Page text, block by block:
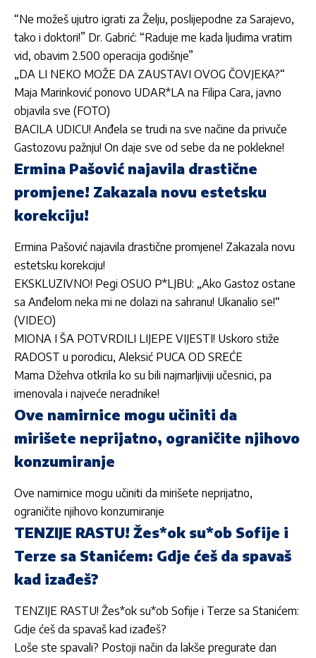
“Ne možeš ujutro igrati za Želju, poslijepodne za Sarajevo,
tako i doktori!” Dr. Gabrić: “Raduje me kada ljudima vratim
vid, obavim 2.500 operacija godišnje”
„DA LI NEKO MOŽE DA ZAUSTAVI OVOG ČOVJEKA?“
Maja Marinković ponovo UDAR*LA na Filipa Cara, javno
objavila sve (FOTO)
BACILA UDICU! Anđela se trudi na sve načine da privuče
Gastozovu pažnju! On daje sve od sebe da ne poklekne!
Ermina Pašović najavila drastične
promjene! Zakazala novu estetsku
korekciju!
Ermina Pašović najavila drastične promjene! Zakazala novu
estetsku korekciju!
EKSKLUZIVNO! Pegi OSUO P*LJBU: „Ako Gastoz ostane
sa Anđelom neka mi ne dolazi na sahranu! Ukanalio se!“
(VIDEO)
MIONA I ŠA POTVRDILI LIJEPE VIJESTI! Uskoro stiže
RADOST u porodicu, Aleksić PUCA OD SREĆE
Mama Džehva otkrila ko su bili najmarljiviji učesnici, pa
imenovala i najveće neradnike!
Ove namirnice mogu učiniti da
mirišete neprijatno, ograničite njihovo
konzumiranje
Ove namirnice mogu učiniti da mirišete neprijatno,
ograničite njihovo konzumiranje
TENZIJE RASTU! Žes*ok su*ob Sofije i
Terze sa Stanićem: Gdje ćeš da spavaš
kad izađeš?
TENZIJE RASTU! Žes*ok su*ob Sofije i Terze sa Stanićem:
Gdje ćeš da spavaš kad izađeš?
Loše ste spavali? Postoji način da lakše pregurate dan